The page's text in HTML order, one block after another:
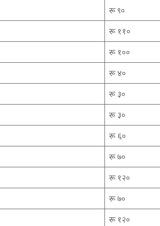
रू ९०
रू ११०
रू १००
रू ४०
रू ३०
रू ३०
रू ६०
रू ७०
रू १२०
रू ७०
रू १२०